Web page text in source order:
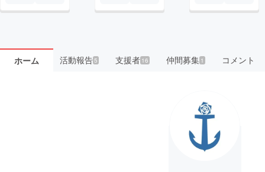
ホーム 活動報告5 支援者 16 仲間募集 1 コメント